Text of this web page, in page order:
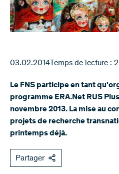
03.02.2014Temps de lecture :
Le FNS participe en tant
programme ERA.Net RUS
novembre 2013. La mise au
projets de recherche
printemps déjà.
Partager